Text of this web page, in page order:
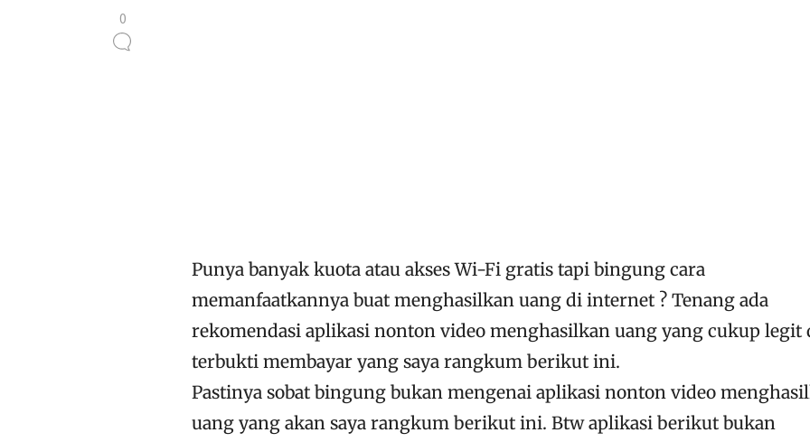
0
Punya banyak kuota atau akses Wi-Fi gratis tapi bingung cara
memanfaatkannya buat menghasilkan uang di internet ? Tenang ada
rekomendasi aplikasi nonton video menghasilkan uang yang cukup legit
terbukti membayar yang saya rangkum berikut ini.
Pastinya sobat bingung bukan mengenai aplikasi nonton video
uang yang akan saya rangkum berikut ini. Btw aplikasi berikut bukan